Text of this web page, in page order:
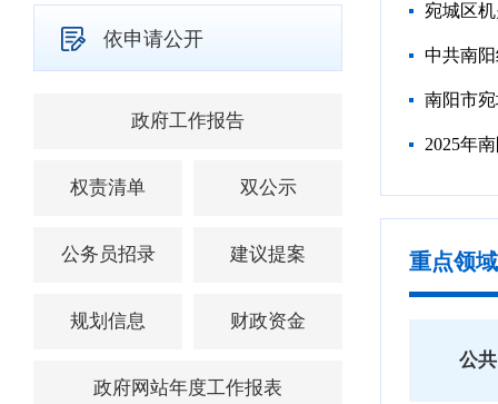
依申请公开
政府工作报告
权责清单 双公示
公务员招录 建议提案
规划信息 财政资金
政府网站年度工作报表
宛城区
中共南
南阳市
2025年
重点领
公